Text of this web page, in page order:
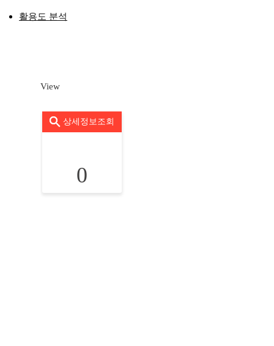
활용도 분석
View
상세정보조회
0